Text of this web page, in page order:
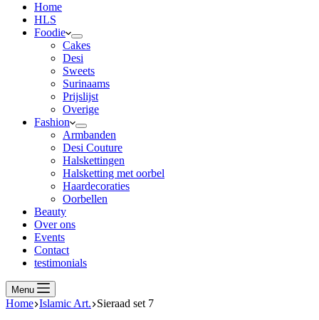
Home
HLS
Foodie
Cakes
Desi
Sweets
Surinaams
Prijslijst
Overige
Fashion
Armbanden
Desi Couture
Halskettingen
Halsketting met oorbel
Haardecoraties
Oorbellen
Beauty
Over ons
Events
Contact
testimonials
Menu
Home Islamic Art. Sieraad set 7